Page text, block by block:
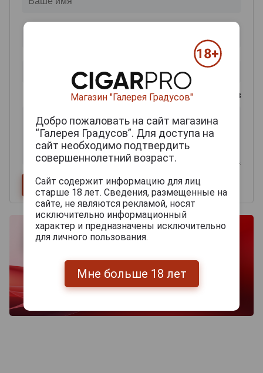
0из 2000 знаков
Магазин "Галерея Градусов"
Добро пожаловать на сайт магазина
“Галерея Градусов”. Для доступа на
сайт необходимо подтвердить
совершеннолетний возраст.
Сайт содержит информацию для лиц
старше 18 лет. Сведения, размещенные на
сайте, не являются рекламой, носят
исключительно информационный
характер и предназначены исключительно
для личного пользования.
Мне больше 18 лет